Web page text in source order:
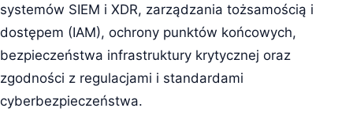
systemów SIEM i XDR, zarządzania tożsamością i
dostępem (IAM), ochrony punktów końcowych,
bezpieczeństwa infrastruktury krytycznej oraz
zgodności z regulacjami i standardami
cyberbezpieczeństwa.